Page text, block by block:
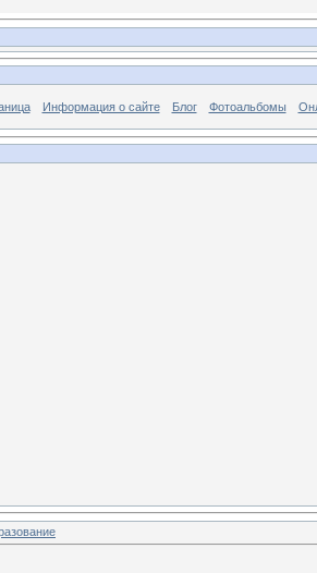
Информация о сайте Блог Фотоальбомы